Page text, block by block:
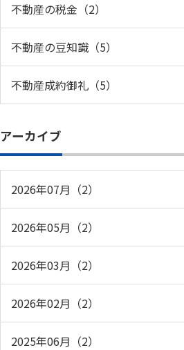
不動産の税金（2）
不動産の豆知識（5）
不動産成約御礼（5）
アーカイブ
2026年07月（2）
2026年05月（2）
2026年03月（2）
2026年02月（2）
2025年06月（2）